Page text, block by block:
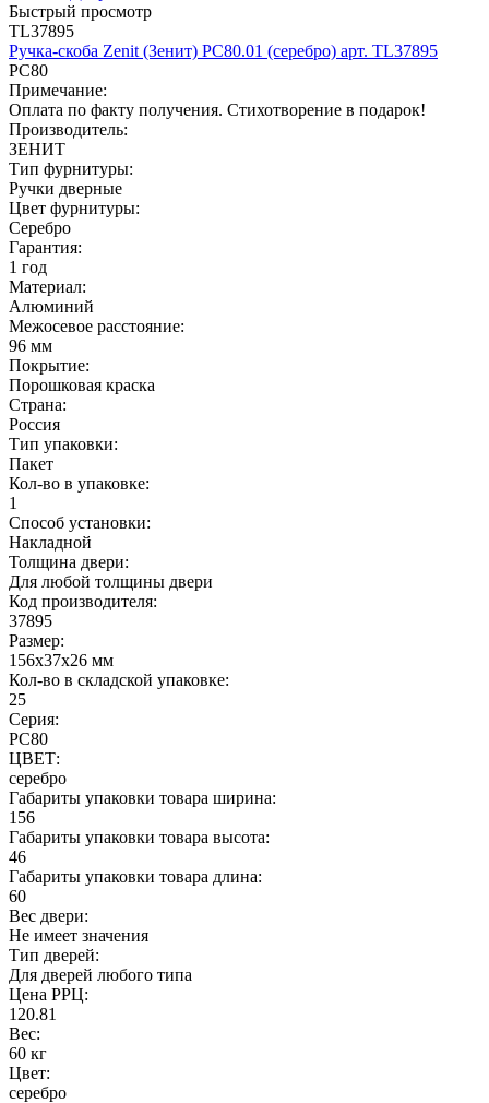
Быстрый просмотр
TL37895
Ручка-скоба Zenit (Зенит) РС80.01 (серебро) арт. TL37895
РС80
Примечание:
Оплата по факту получения. Стихотворение в подарок!
Производитель:
ЗЕНИТ
Тип фурнитуры:
Ручки дверные
Цвет фурнитуры:
Серебро
Гарантия:
1 год
Материал:
Алюминий
Межосевое расстояние:
96 мм
Покрытие:
Порошковая краска
Страна:
Россия
Тип упаковки:
Пакет
Кол-во в упаковке:
1
Способ установки:
Накладной
Толщина двери:
Для любой толщины двери
Код производителя:
37895
Размер:
156x37x26 мм
Кол-во в складской упаковке:
25
Серия:
РС80
ЦВЕТ:
серебро
Габариты упаковки товара ширина:
156
Габариты упаковки товара высота:
46
Габариты упаковки товара длина:
60
Вес двери:
Не имеет значения
Тип дверей:
Для дверей любого типа
Цена РРЦ:
120.81
Вес:
60 кг
Цвет:
серебро